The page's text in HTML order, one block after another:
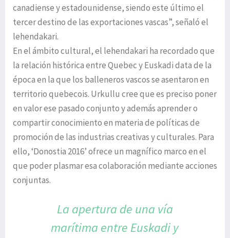
canadiense y estadounidense, siendo este último el
tercer destino de las exportaciones vascas”, señaló el
lehendakari.
En el ámbito cultural, el lehendakari ha recordado que
la relación histórica entre Quebec y Euskadi data de la
época en la que los balleneros vascos se asentaron en
territorio quebecois. Urkullu cree que es preciso poner
en valor ese pasado conjunto y además aprender o
compartir conocimiento en materia de políticas de
promoción de las industrias creativas y culturales. Para
ello, ‘Donostia 2016’ ofrece un magnífico marco en el
que poder plasmar esa colaboración mediante acciones
conjuntas.
La apertura de una vía
marítima entre Euskadi y